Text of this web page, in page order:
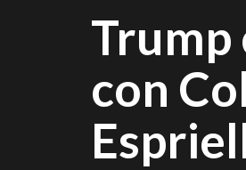
Trump
con